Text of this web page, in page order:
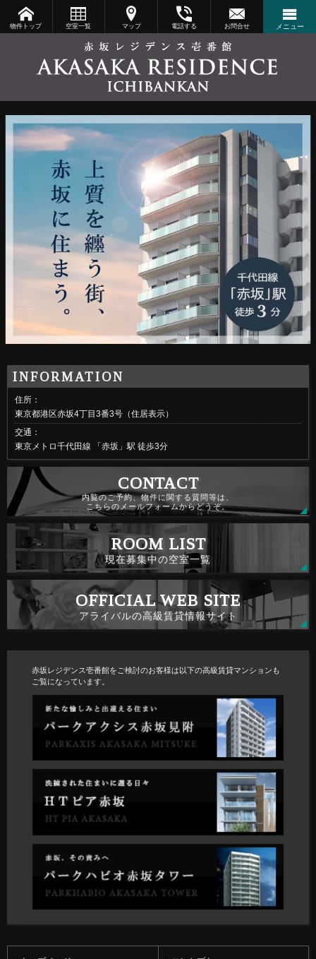
物件トップ 空室一覧 マップ 電話する お問合せ メニュー
住所：
東京都港区赤坂4丁目3番3号（住居表示）
交通：
東京メトロ千代田線 「赤坂」駅 徒歩3分
内覧のご予約、物件に関する質問等は、
こちらのメールフォームからどうぞ。
現在募集中の空室一覧
アライバルの高級賃貸情報サイト
赤坂レジデンス壱番館をご検討のお客様は以下の高級賃貸マンションも
ご覧になっています。